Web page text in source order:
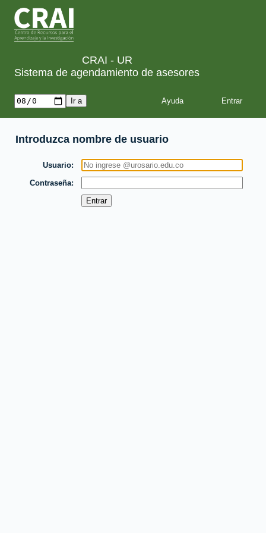
CRAI - UR
Sistema de agendamiento de asesores
Ayuda
Introduzca nombre de usuario
Usuario
Contraseña